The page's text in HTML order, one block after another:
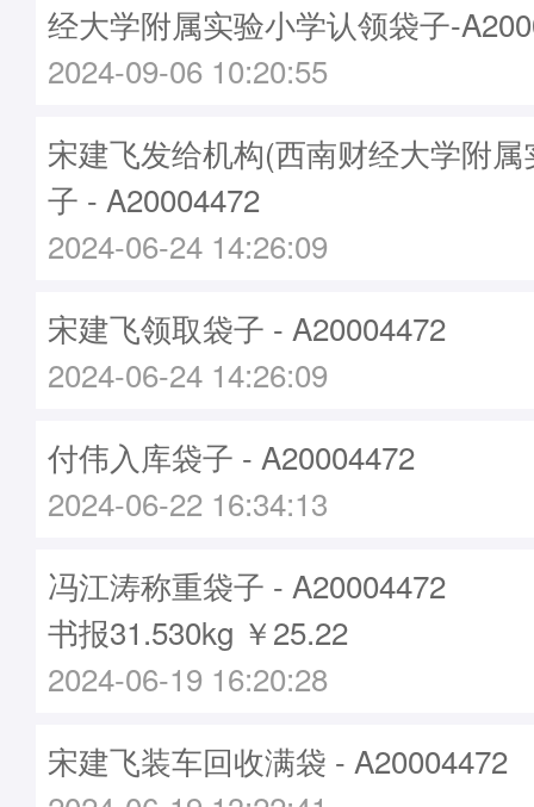
经大学附属实验小学认领袋子-
2024-09-06 10:20:55
宋建飞发给机构(西南财经大学附
子 - A20004472
2024-06-24 14:26:09
宋建飞领取袋子 - A20004472
2024-06-24 14:26:09
付伟入库袋子 - A20004472
2024-06-22 16:34:13
冯江涛称重袋子 - A20004472
书报31.530kg ￥25.22
2024-06-19 16:20:28
宋建飞装车回收满袋 - A20004472